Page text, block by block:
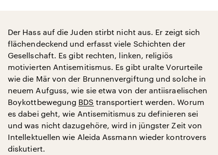
Der Hass auf die Juden stirbt nicht aus. Er zeigt sich
flächendeckend und erfasst viele Schichten der
Gesellschaft. Es gibt rechten, linken, religiös
motivierten Antisemitismus. Es gibt uralte Vorurteile
wie die Mär von der Brunnenvergiftung und solche in
neuem Aufguss, wie sie etwa von der antiisraelischen
Boykottbewegung BDS transportiert werden. Worum
es dabei geht, wie Antisemitismus zu definieren sei
und was nicht dazugehöre, wird in jüngster Zeit von
Intellektuellen wie Aleida Assmann wieder kontrovers
diskutiert.